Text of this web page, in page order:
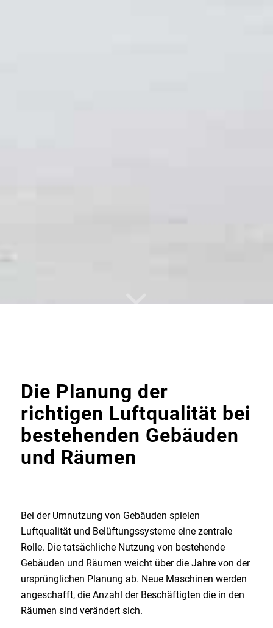
Die Planung der
richtigen Luftqualität bei
bestehenden Gebäuden
und Räumen
Bei der Umnutzung von Gebäuden spielen
Luftqualität und Belüftungssysteme eine zentrale
Rolle. Die tatsächliche Nutzung von bestehende
Gebäuden und Räumen weicht über die Jahre von der
ursprünglichen Planung ab. Neue Maschinen werden
angeschafft, die Anzahl der Beschäftigten die in den
Räumen sind verändert sich.